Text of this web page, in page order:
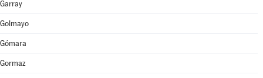
Garray
Golmayo
Gómara
Gormaz